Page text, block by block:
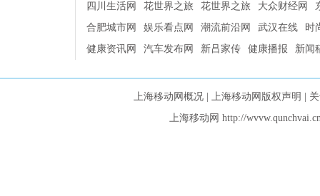
四川生活网
花世界之旅 花世界之旅 大众财经网
合肥城市网
娱乐看点网 潮流前沿网 武汉在线
时
健康资讯网
汽车发布网 新吕家传 健康播报 新闻
上海移动网概况 上海移动网版权声明
上海移动网 http://